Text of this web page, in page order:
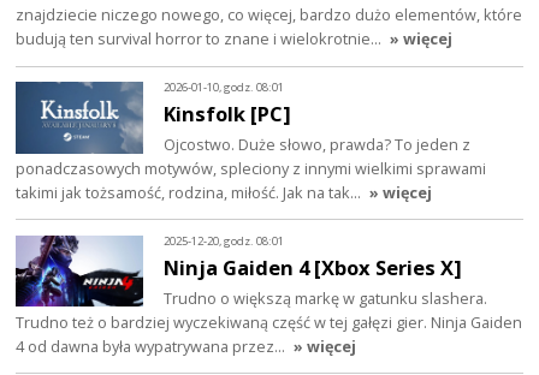
znajdziecie niczego nowego, co więcej, bardzo dużo elementów, które
budują ten survival horror to znane i wielokrotnie… » więcej
2026-01-10, godz. 08:01
Kinsfolk [PC]
Ojcostwo. Duże słowo, prawda? To jeden z
ponadczasowych motywów, spleciony z innymi wielkimi sprawami
takimi jak tożsamość, rodzina, miłość. Jak na tak… » więcej
2025-12-20, godz. 08:01
Ninja Gaiden 4 [Xbox Series X]
Trudno o większą markę w gatunku slashera.
Trudno też o bardziej wyczekiwaną część w tej gałęzi gier. Ninja Gaiden
4 od dawna była wypatrywana przez… » więcej